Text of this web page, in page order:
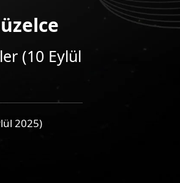
(10 Eylül
2025)